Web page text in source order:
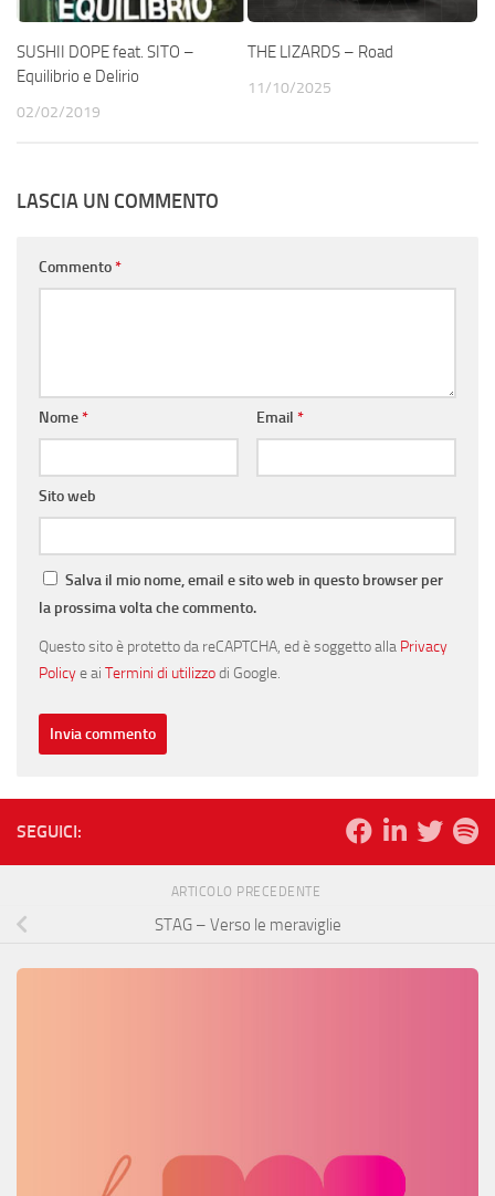
SUSHII DOPE feat. SITO –
Equilibrio e Delirio
02/02/2019
THE LIZARDS – Road
11/10/2025
LASCIA UN COMMENTO
Commento*
Nome* Email *
Sito web
Salva il mio nome, email e sito web in questo browser per
la prossima volta che commento.
Questo sito è protetto da reCAPTCHA, ed è soggetto alla Privacy
Policye ai Termini di utilizzodi Google.
SEGUICI:
ARTICOLO PRECEDENTE
STAG – Verso le meraviglie